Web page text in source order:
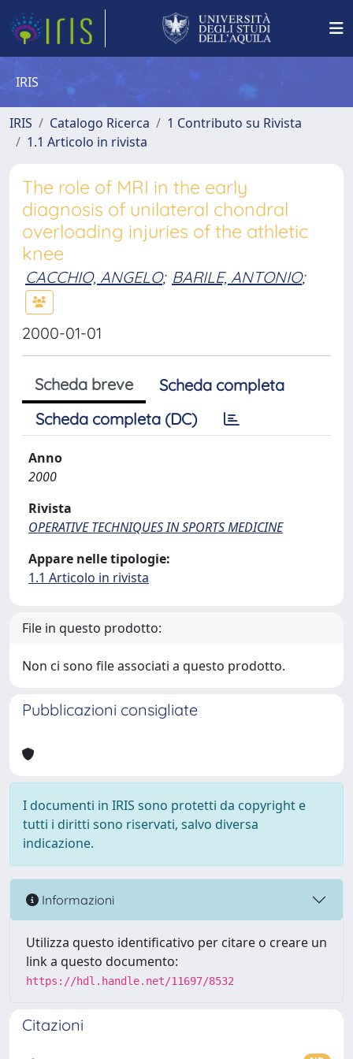
IRIS
IRIS Catalogo Ricerca
1 Contributo su Rivista
1.1 Articolo in rivista
The role of MRI in the early
diagnosis of unilateral chondral
overloading injuries of the athletic
knee
CACCHIO, ANGELO; BARILE, ANTONIO;
2000-01-01
Scheda breve
Scheda completa
Scheda completa (DC)
Anno
2000
Rivista
OPERATIVE TECHNIQUES IN SPORTS MEDICINE
Appare nelle tipologie:
1.1 Articolo in rivista
File in questo prodotto:
Non ci sono file associati a questo prodotto.
Pubblicazioni consigliate
I documenti in IRIS sono protetti da copyright e
tutti i diritti sono riservati, salvo diversa
indicazione.
Informazioni
Utilizza questo identificativo per citare o creare un
link a questo documento:
https://hdl.handle.net/11697/8532
Citazioni